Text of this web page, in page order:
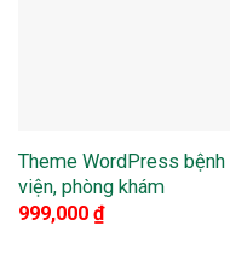
Theme WordPress bệnh
viện, phòng khám
999,000 ₫